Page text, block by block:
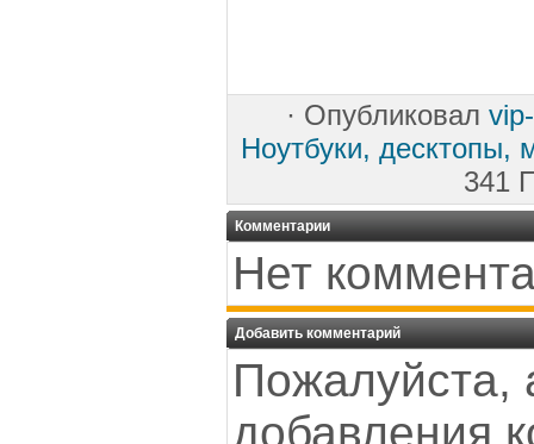
· Опубликовал
Ноутбуки, десктопы,
341
Комментарии
Нет
Добавить комментарий
Пожалуйста,
добавления